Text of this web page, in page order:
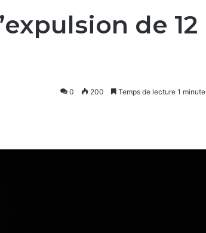
de 12
0 200 Temps de lecture 1 minute